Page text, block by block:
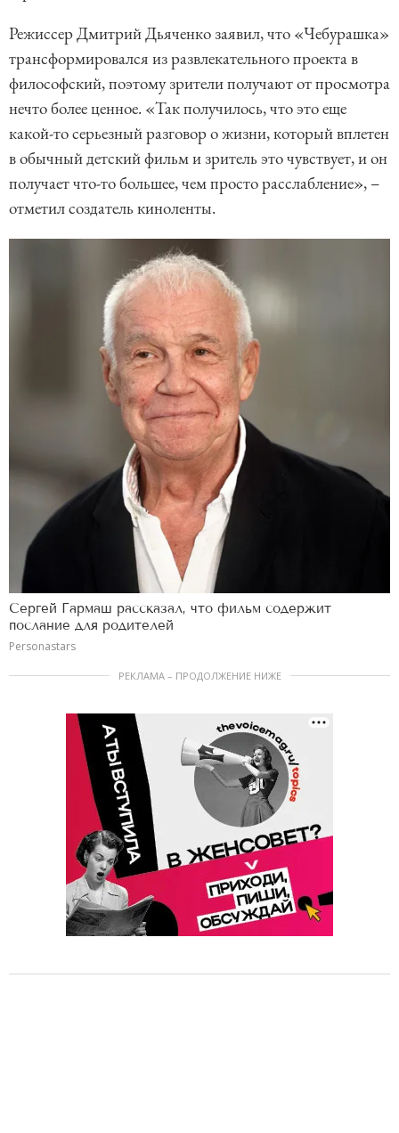
Режиссер Дмитрий Дьяченко заявил, что «Чебурашка»
трансформировался из развлекательного проекта в
философский, поэтому зрители получают от просмотра
нечто более ценное. «Так получилось, что это еще
какой-то серьезный разговор о жизни, который вплетен
в обычный детский фильм и зритель это чувствует, и он
получает что-то большее, чем просто расслабление», –
отметил создатель киноленты.
Сергей Гармаш рассказал, что фильм содержит
послание для родителей
Personastars
РЕКЛАМА – ПРОДОЛЖЕНИЕ НИЖЕ